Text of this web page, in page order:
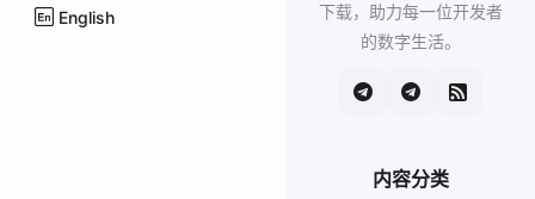
English
下载，助力每一位开发者
的数字生活。
内容分类